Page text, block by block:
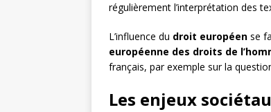
régulièrement l’interprétation des
L’influence du droit européen se
européenne des droits de
français, par exemple sur la
Les enjeux